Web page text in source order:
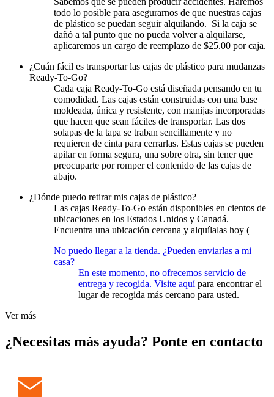
todo lo posible para asegurarnos de que nuestras cajas
de plástico se puedan seguir alquilando. Si la caja se
dañó a tal punto que no pueda volver a alquilarse,
aplicaremos un cargo de reemplazo de $25.00 por caja.
¿Cuán fácil es transportar las cajas de plástico para mudanzas
Ready-To-Go?
Cada caja Ready-To-Go está diseñada pensando en tu
comodidad. Las cajas están construidas con una base
moldeada, única y resistente, con manijas incorporadas
que hacen que sean fáciles de transportar. Las dos
solapas de la tapa se traban sencillamente y no
requieren de cinta para cerrarlas. Estas cajas se pueden
apilar en forma segura, una sobre otra, sin tener que
preocuparte por romper el contenido de las cajas de
abajo.
¿Dónde puedo retirar mis cajas de plástico?
Las cajas Ready-To-Go están disponibles en cientos de
ubicaciones en los Estados Unidos y Canadá.
Encuentra una ubicación cercana y alquílalas hoy (
No puedo llegar a la tienda. ¿Pueden enviarlas a mi
casa?
En este momento, no ofrecemos servicio de
entrega y recogida. Visite aquípara encontrar el
lugar de recogida más cercano para usted.
Ver más
¿Necesitas más ayuda? Ponte en contacto